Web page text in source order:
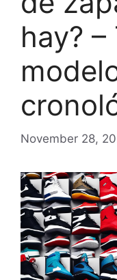
hay?
November 28,